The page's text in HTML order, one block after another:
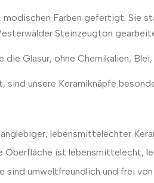
Farben gefertigt. Sie
Steinzeugton
Glasur, ohne Chemikalien, Blei,
sind unsere Keramiknäpfe
lebensmittelechter
ist lebensmittelecht,
sind umweltfreundlich und frei